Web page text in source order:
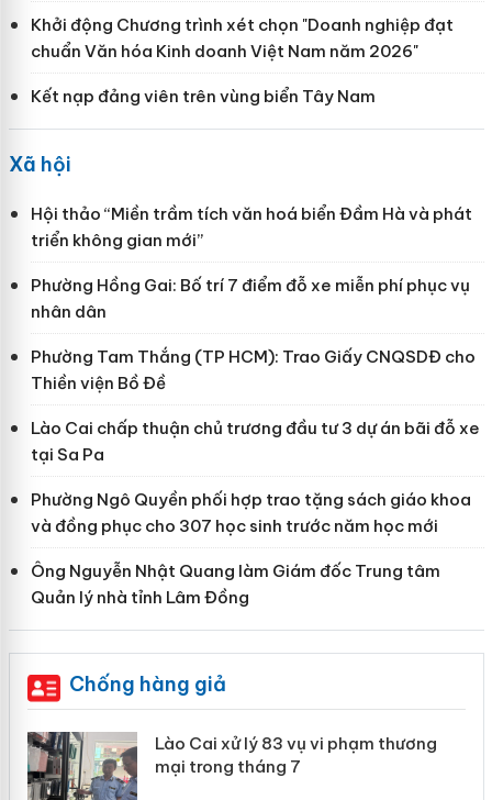
Khởi động Chương trình xét chọn "Doanh nghiệp đạt
chuẩn Văn hóa Kinh doanh Việt Nam năm 2026"
Kết nạp đảng viên trên vùng biển Tây Nam
Xã hội
Hội thảo “Miền trầm tích văn hoá biển Đầm Hà và phát
triển không gian mới”
Phường Hồng Gai: Bố trí 7 điểm đỗ xe miễn phí phục vụ
nhân dân
Phường Tam Thắng (TP HCM): Trao Giấy CNQSDĐ cho
Thiền viện Bồ Đề
Lào Cai chấp thuận chủ trương đầu tư 3 dự án bãi đỗ xe
tại Sa Pa
Phường Ngô Quyền phối hợp trao tặng sách giáo khoa
và đồng phục cho 307 học sinh trước năm học mới
Ông Nguyễn Nhật Quang làm Giám đốc Trung tâm
Quản lý nhà tỉnh Lâm Đồng
Chống hàng giả
Lào Cai xử lý 83 vụ vi phạm thương
mại trong tháng 7